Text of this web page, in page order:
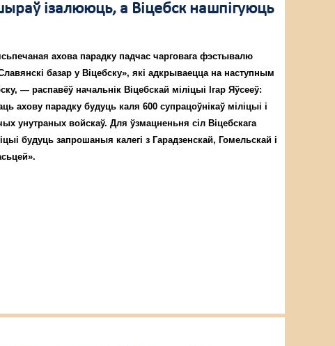
ізалююць, а Віцебск нашпігуюць
ахова парадку падчас чарговага фэстывалю
базар у Віцебску», які адкрываецца на наступным
— распавёў начальнік Віцебскай міліцыі Ігар Яўсееў:
ахову парадку будуць каля 600 супрацоўнікаў міліцыі і
унутраных войскаў. Для ўзмацненьня сіл Віцебскага
будуць запрошаныя калегі з Гарадзенскай, Гомельскай і